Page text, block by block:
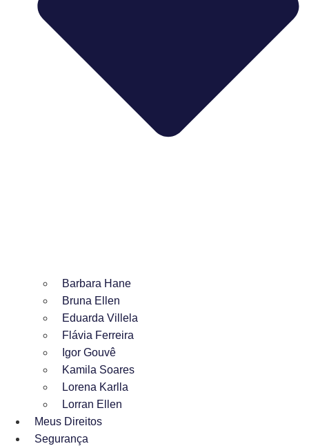
Barbara Hane
Bruna Ellen
Eduarda Villela
Flávia Ferreira
Igor Gouvê
Kamila Soares
Lorena Karlla
Lorran Ellen
Meus Direitos
Segurança